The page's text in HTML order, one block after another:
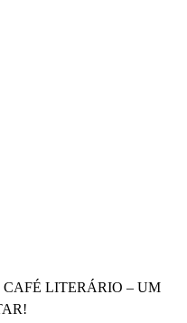
CAFÉ LITERÁRIO – UM